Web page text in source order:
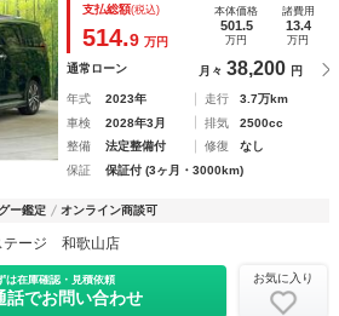
ンス ＥＴＣ ドラレコ
支払総額(税込)
514.9 万円
本体価格
501.5
万円
諸費用
13.4
万円
通常ローン 月々 38,200 円
年式 2023年 走行
3.7万km
車検
2028年3月 排気
2500cc
整備
法定整備付 修復
なし
保証
保証付 (3ヶ月・3000km)
グー鑑定 オンライン商談可
テージ 和歌山店
は在庫確認・見積依頼
話でお問い合わせ
お気に入り